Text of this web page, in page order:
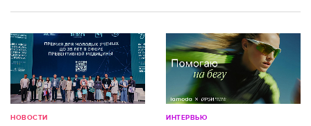
НОВОСТИ ИНТЕРВЬЮ